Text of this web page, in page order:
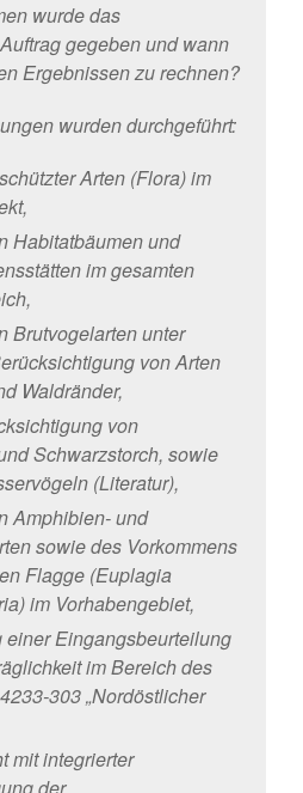
wurde das
gegeben und wann
Ergebnissen zu rechnen?
wurden durchgeführt:
Arten (Flora) im
Habitatbäumen und
im gesamten
Brutvogelarten unter
von Arten
Waldränder,
von
Schwarzstorch, sowie
(Literatur),
Amphibien- und
sowie des Vorkommens
Flagge (Euplagia
im Vorhabengebiet,
einer Eingangsbeurteilung
im Bereich des
303 „Nordöstlicher
mit integrierter